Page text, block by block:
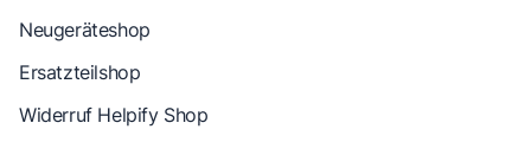
Neugeräteshop
Ersatzteilshop
Widerruf Helpify Shop